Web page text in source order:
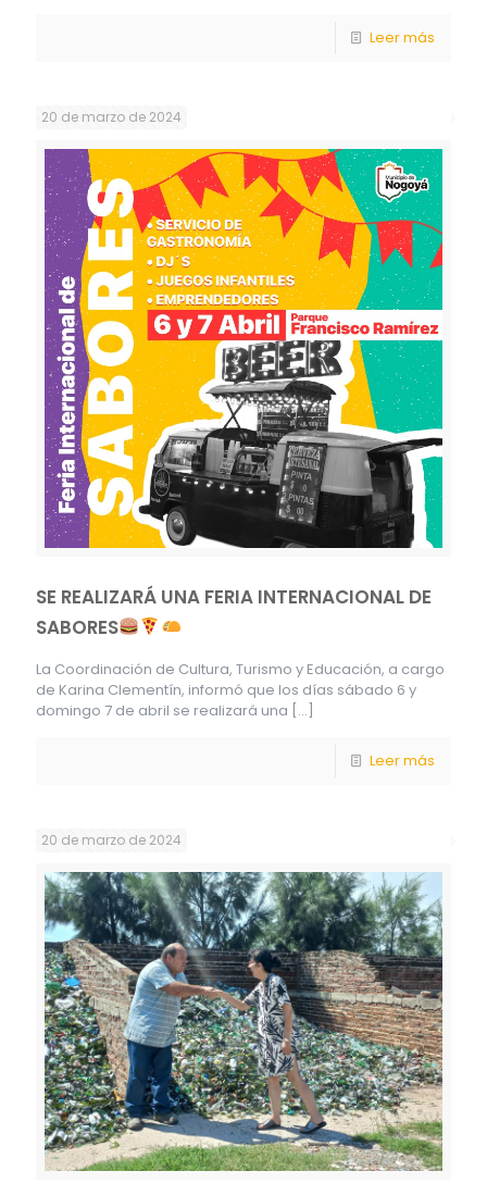
Leer más
20 de marzo de 2024
SE REALIZARÁ UNA FERIA INTERNACIONAL DE
SABORES
La Coordinación de Cultura, Turismo y Educación, a cargo
de Karina Clementín, informó que los días sábado 6 y
domingo 7 de abril se realizará una […]
Leer más
20 de marzo de 2024